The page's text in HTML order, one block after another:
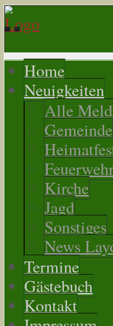
Home
Neuigkeiten
Alle
Gemeinde
Kirche
Jagd
Sonstiges
News
Termine
Gästebuch
Kontakt